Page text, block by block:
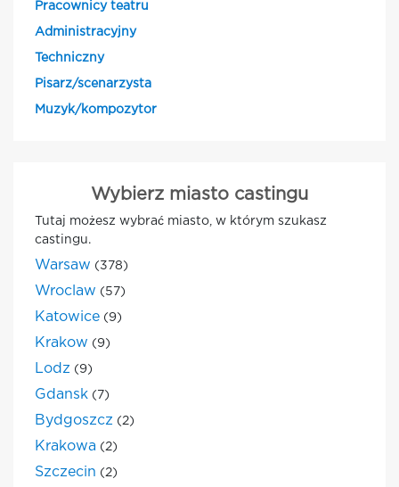
Pracownicy teatru
Administracyjny
Techniczny
Pisarz/scenarzysta
Muzyk/kompozytor
Wybierz miasto castingu
Tutaj możesz wybrać miasto, w którym szukasz
castingu.
Warsaw (378)
Wroclaw (57)
Katowice (9)
Krakow (9)
Lodz (9)
Gdansk (7)
Bydgoszcz (2)
Krakowa (2)
Szczecin (2)